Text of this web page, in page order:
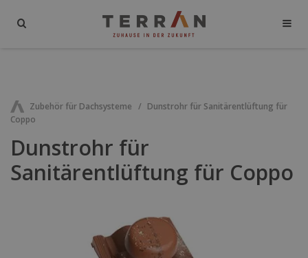
Zubehör für Dachsysteme
Dunstrohr für Sanitärentlüftung für
Coppo
Dunstrohr für
Sanitärentlüftung für Coppo